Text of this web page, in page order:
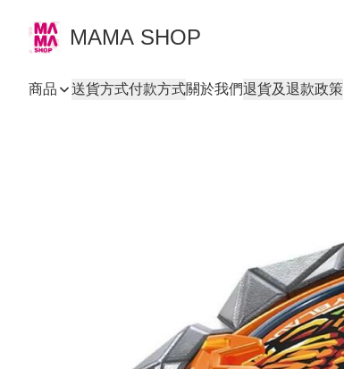
MAMA SHOP
商品 送貨方式付款方式關於我們退貨及退款政策